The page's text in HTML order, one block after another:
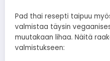
Pad thai resepti taipuu
valmistaa täysin
muutakaan lihaa. Näitä
valmistukseen: